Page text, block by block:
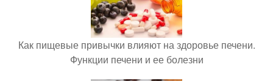
Как пищевые привычки влияют на здоровье печени.
Функции печени и ее болезни